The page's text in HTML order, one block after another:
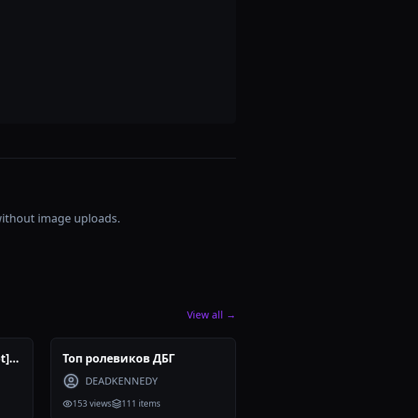
image uploads.
View all →
Топ ролевиков ДБГ
DEADKENNEDY
153views 111 items